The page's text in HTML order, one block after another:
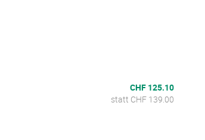
CHF 125.10
statt CHF 139.00